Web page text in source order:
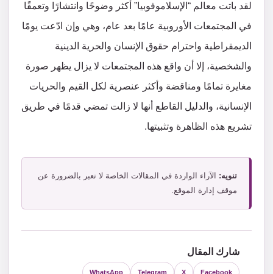
لقد باتت معالم “الإسلاموفوبيا” أكثر وضوحًا وانتشارًا وتعمقًا
في المجتمعات الأوروبية عامًا بعد عام، وهي وإن ادّعت يومًا
الديمقراطية واحترام حقوق الإنسان والحرية الدينية
والشخصية، إلا أن واقع هذه المجتمعات لا يزال يظهر صورة
مغايرة تمامًا ومناقضة وأكثر عنصرية لكل القيم والحريات
الإنسانية، والدليل القاطع أنها لا زالت تمضي قدمًا في طريق
تشريع هذه الظاهرة وتثبيتها.
تنويه: الآراء الواردة في المقالات الخاصة لا تعبر بالضرورة عن
موقف إدارة الموقع.
شارك المقال
Facebook
X
Telegram
WhatsApp